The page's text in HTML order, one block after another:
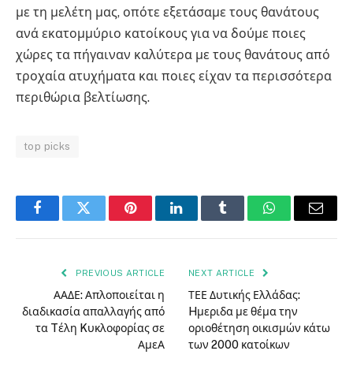
με τη μελέτη μας, οπότε εξετάσαμε τους θανάτους
ανά εκατομμύριο κατοίκους για να δούμε ποιες
χώρες τα πήγαιναν καλύτερα με τους θανάτους από
τροχαία ατυχήματα και ποιες είχαν τα περισσότερα
περιθώρια βελτίωσης.
top picks
FacebookTwitter PinterestLinkedInTumblr WhatsAppEmail
PREVIOUS ARTICLE
ΑΑΔΕ: Απλοποιείται η
διαδικασία απαλλαγής από
τα Tέλη Kυκλοφορίας σε
ΑμεΑ
NEXT ARTICLE
ΤΕΕ Δυτικής Ελλάδας:
Hμεριδα με θέμα την
οριοθέτηση οικισμών κάτω
των 2000 κατοίκων